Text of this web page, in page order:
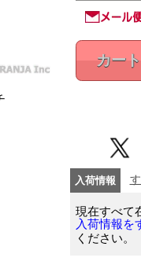
カー
入荷情報
現在すべて
入荷情報を
ください。